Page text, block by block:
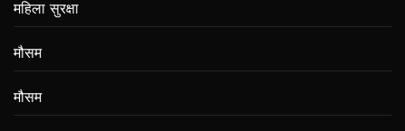
महिला सुरक्षा
मौसम
मौसम